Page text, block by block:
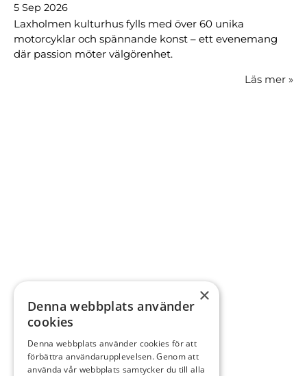
5 Sep 2026
Laxholmen kulturhus fylls med över 60 unika
motorcyklar och spännande konst – ett evenemang
där passion möter välgörenhet.
Läs mer »
×
Denna webbplats använder
cookies
Denna webbplats använder cookies för att
förbättra användarupplevelsen. Genom att
använda vår webbplats samtycker du till alla